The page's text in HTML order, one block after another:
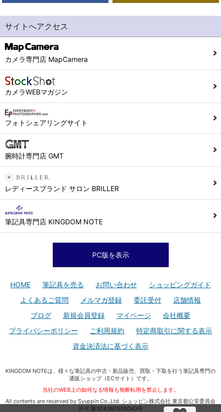
サイトへアクセス
カメラ専門店 MapCamera
カメラWEBマガジン
フォトシェアリングサイト
腕時計専門店 GMT
レディースブランド サロン BRILLER
筆記具専門店 KINGDOM NOTE
PC版を表示
HOME 筆記具を売る お問い合わせ
ショッピングガイド
よくあるご質問
メルマガ登録 委託受付
店舗情報
ブログ
新規会員登録 マイページ
会社概要
プライバシーポリシー
ご利用規約
特定商取引に関する表示
資金決済法に基づく表示
KINGDOM NOTEは、様々な筆記具の中古・新品販売、買取・下取を行う筆記具専門の
通販ショップ（ECサイト）です。
当社のWEB上の如何なる情報も無断転用を禁止します。
All contents are reserved by Syuppin Co.,Ltd. シュッピン株式会社 東京都公安委員会
許可 第304360508043号